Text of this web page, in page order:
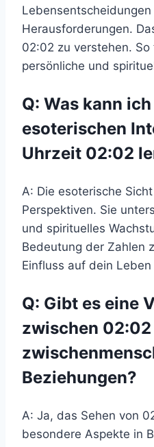
Herausforderungen.
02:02 zu verstehen.
persönliche und
Q: Was kann
esoterischen
Uhrzeit 02:02
A: Die esoterische
Perspektiven. Sie
und spirituelles
Bedeutung der Zahlen
Einfluss auf dein
Q: Gibt es eine
zwischen 02:02
Beziehungen?
A: Ja, das Sehen von
besondere Aspekte in